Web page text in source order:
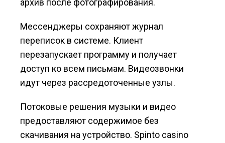
архив после фотографирования.
Мессенджеры сохраняют журнал
переписок в системе. Клиент
перезапускает программу и получает
доступ ко всем письмам. Видеозвонки
идут через рассредоточенные узлы.
Потоковые решения музыки и видео
предоставляют содержимое без
скачивания на устройство. Spinto casino